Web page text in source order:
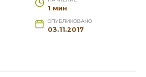
1 мин
ОПУБЛИКОВАНО
03.11.2017